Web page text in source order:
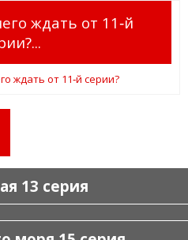
ждать от 11‑й
13 серия